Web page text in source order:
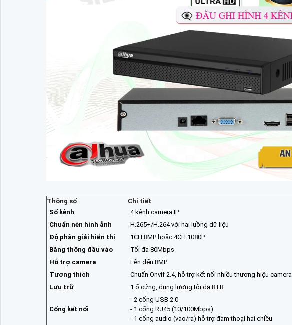
Thông số
Chi tiết
Số kênh
4 kênh camera IP
Chuẩn nén hình ảnh
H.265+/H.264 với hai luồng dữ liệu
Độ phân giải hiển thị
1CH 8MP hoặc 4CH 1080P
Băng thông đầu vào
Tối đa 80Mbps
Hỗ trợ camera
Lên đến 8MP
Tương thích
Chuẩn Onvif 2.4, hỗ trợ kết nối nhiều thương hiệu camera
Lưu trữ
1 ổ cứng, dung lượng tối đa 8TB
Cổng kết nối
- 2 cổng USB 2.0
- 1 cổng RJ45 (10/100Mbps)
- 1 cổng audio (vào/ra) hỗ trợ đàm thoại hai chiều